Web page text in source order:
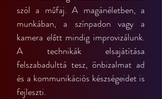
szól a műfaj. A magánéletben, a
munkában, a színpadon vagy a
kamera előtt mindig improvizálunk.
A technikák elsajátítása
felszabadulttá tesz, önbizalmat ad
és a kommunikációs készségeidet is
fejleszti.